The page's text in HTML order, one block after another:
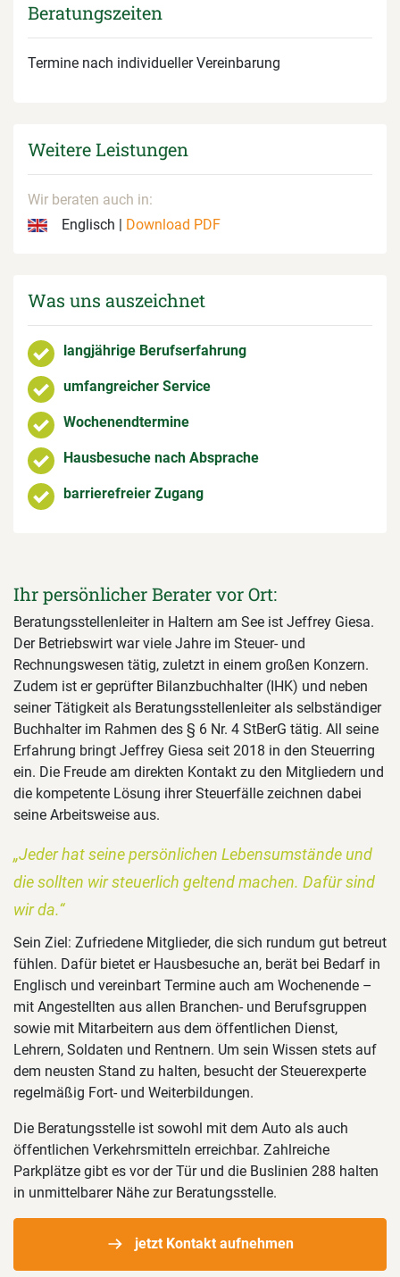
Beratungszeiten
Termine nach individueller Vereinbarung
Weitere Leistungen
Wir beraten auch in:
Englisch |
Download PDF
Was uns auszeichnet
langjährige Berufserfahrung
umfangreicher Service
Wochenendtermine
Hausbesuche nach Absprache
barrierefreier Zugang
Ihr persönlicher Berater vor Ort:
Beratungsstellenleiter in Haltern am See ist Jeffrey Giesa.
Der Betriebswirt war viele Jahre im Steuer- und
Rechnungswesen tätig, zuletzt in einem großen Konzern.
Zudem ist er geprüfter Bilanzbuchhalter (IHK) und neben
seiner Tätigkeit als Beratungsstellenleiter als selbständiger
Buchhalter im Rahmen des § 6 Nr. 4 StBerG tätig. All seine
Erfahrung bringt Jeffrey Giesa seit 2018 in den Steuerring
ein. Die Freude am direkten Kontakt zu den Mitgliedern und
die kompetente Lösung ihrer Steuerfälle zeichnen dabei
seine Arbeitsweise aus.
„Jeder hat seine persönlichen Lebensumstände und
die sollten wir steuerlich geltend machen. Dafür sind
wir da.“
Sein Ziel: Zufriedene Mitglieder, die sich rundum gut betreut
fühlen. Dafür bietet er Hausbesuche an, berät bei Bedarf in
Englisch und vereinbart Termine auch am Wochenende –
mit Angestellten aus allen Branchen- und Berufsgruppen
sowie mit Mitarbeitern aus dem öffentlichen Dienst,
Lehrern, Soldaten und Rentnern. Um sein Wissen stets auf
dem neusten Stand zu halten, besucht der Steuerexperte
regelmäßig Fort- und Weiterbildungen.
Die Beratungsstelle ist sowohl mit dem Auto als auch
öffentlichen Verkehrsmitteln erreichbar. Zahlreiche
Parkplätze gibt es vor der Tür und die Buslinien 288 halten
in unmittelbarer Nähe zur Beratungsstelle.
jetzt Kontakt aufnehmen